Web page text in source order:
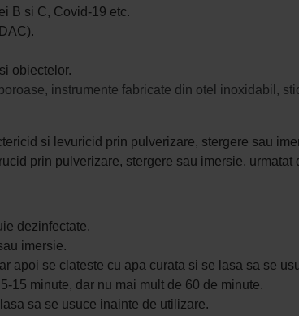
B si C, Covid-19 etc.
obiectelor.
instrumente fabricate din otel inoxidabil,
si levuricid prin pulverizare, stergere sau
prin pulverizare, stergere sau imersie, urmatat
dezinfectate.
imersie.
apoi se clateste cu apa curata si se lasa sa se
15 minute, dar nu mai mult de 60 de minute.
sa se usuce inainte de utilizare.